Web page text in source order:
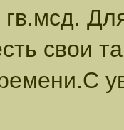
свои